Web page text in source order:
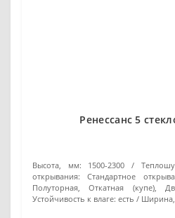
Ренессанс 5
Высота, мм:
1500-2300
открывания:
Стандартное
Полуторная, Откатная (купе),
Устойчивость к влаге: есть